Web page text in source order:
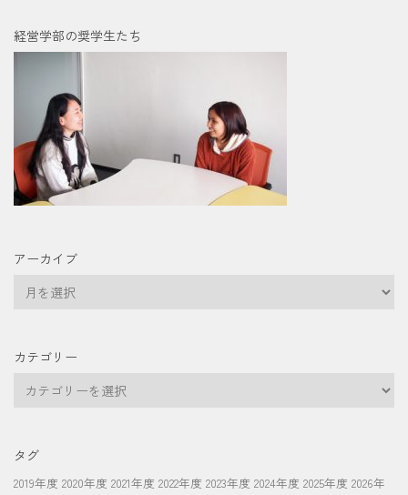
経営学部の奨学生たち
アーカイブ
イ
カテゴリー
リ
タグ
2019年度 2020年度 2021年度 2022年度 2023年度 2024年度 2025年度 2026年